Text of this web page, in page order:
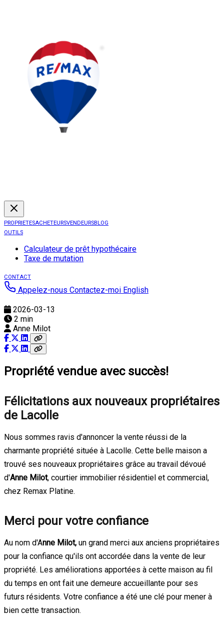
PROPRIETESACHETEURSVENDEURSBLOG
OUTILS
Calculateur de prêt hypothécaire
Taxe de mutation
CONTACT
Appelez-nous Contactez-moi English
2026-03-13
2 min
Anne Milot
Propriété vendue avec succès!
Félicitations aux nouveaux propriétaires
de Lacolle
Nous sommes ravis d'annoncer la vente réussi de la
charmante propriété située à Lacolle. Cette belle maison a
trouvé ses nouveaux propriétaires grâce au travail dévoué
d'Anne Milot, courtier immobilier résidentiel et commercial,
chez Remax Platine.
Merci pour votre confiance
Au nom d'Anne Milot, un grand merci aux anciens propriétaires
pour la confiance qu'ils ont accordée dans la vente de leur
propriété. Les améliorations apportées à cette maison au fil
du temps en ont fait une demeure accueillante pour ses
futurs résidents. Votre confiance a été une clé pour mener à
bien cette transaction.